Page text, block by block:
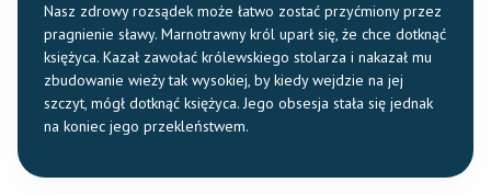
Nasz zdrowy rozsądek może łatwo zostać przyćmiony przez
pragnienie sławy. Marnotrawny król uparł się, że chce dotknąć
księżyca. Kazał zawołać królewskiego stolarza i nakazał mu
zbudowanie wieży tak wysokiej, by kiedy wejdzie na jej
szczyt, mógł dotknąć księżyca. Jego obsesja stała się jednak
na koniec jego przekleństwem.